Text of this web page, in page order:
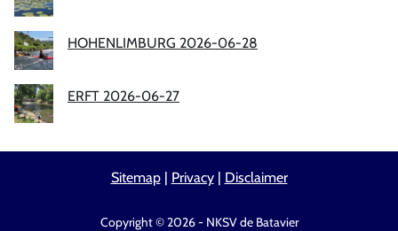
HOHENLIMBURG 2026-06-28
ERFT 2026-06-27
Sitemap| Privacy| Disclaimer
Copyright © 2026 - NKSV de Batavier